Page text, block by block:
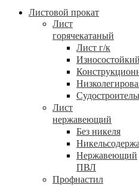
Листовой прокат
Лист
горячекатаный
Лист г/к
Износостойкий
Лист
нержавеющий
Без никеля
Нержавеющий
ПВЛ
Профнастил